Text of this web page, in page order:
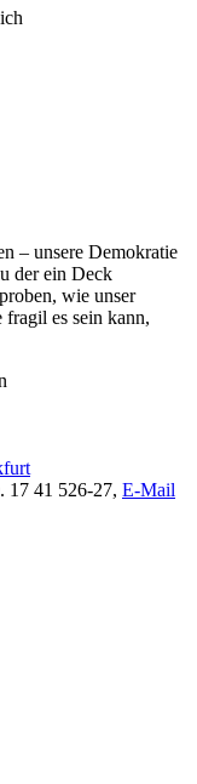
– unsere Demokratie
der ein Deck
wie unser
es sein kann,
17 41 526-27, E-Mail